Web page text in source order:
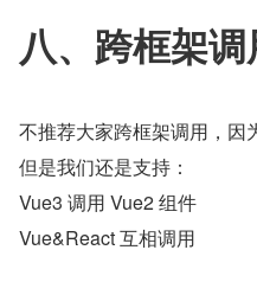
八、跨框架
不推荐大家跨框架调用，因
但是我们还是支持：
Vue3 调用 Vue2 组件
Vue&React 互相调用